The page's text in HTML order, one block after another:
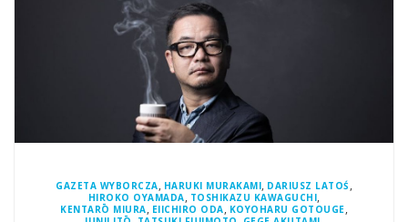
GAZETA WYBORCZA, HARUKI MURAKAMI, DARIUSZ LATOŚ,
HIROKO OYAMADA, TOSHIKAZU KAWAGUCHI,
KENTARŌ MIURA, EIICHIRO ODA, KOYOHARU GOTOUGE,